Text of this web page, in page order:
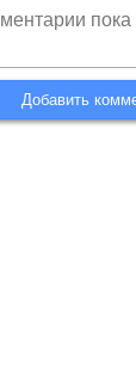
пока
Добавить